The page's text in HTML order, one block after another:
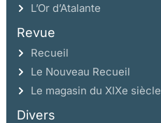
L’Or d’Atalante
Revue
Recueil
Le Nouveau Recueil
Le magasin du XIXe siècle
Divers